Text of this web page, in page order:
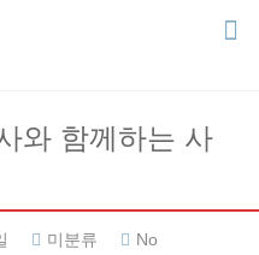
와 함께하는 사
미분류
No